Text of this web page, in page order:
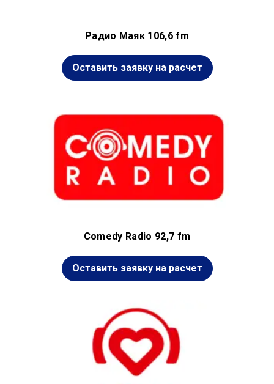
Радио Маяк 106,6 fm
Оставить заявку на расчет
Comedy Radio 92,7 fm
Оставить заявку на расчет